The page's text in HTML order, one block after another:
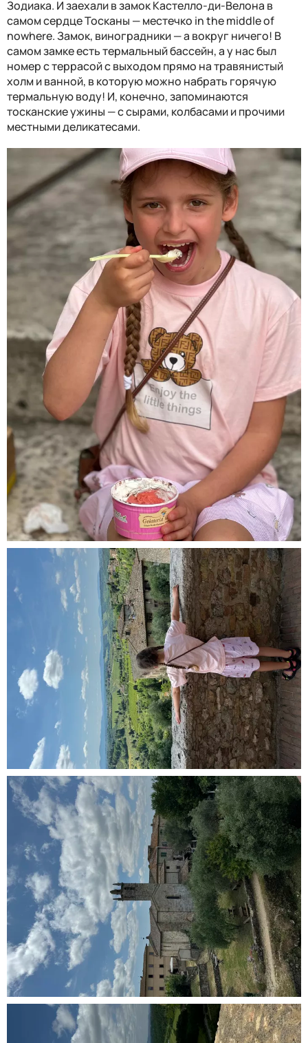
Зодиака. И заехали в замок Кастелло-ди-Велона в
самом сердце Тосканы — местечко in the middle of
nowhere. Замок, виноградники — а вокруг ничего! В
самом замке есть термальный бассейн, а у нас был
номер с террасой с выходом прямо на травянистый
холм и ванной, в которую можно набрать горячую
термальную воду! И, конечно, запоминаются
тосканские ужины — с сырами, колбасами и прочими
местными деликатесами.